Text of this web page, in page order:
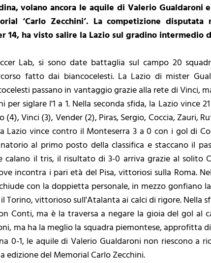
volano ancora le aquile di Valerio Gualdaroni
‘Carlo Zecchini’. La competizione disputata
14, ha visto salire la Lazio sul gradino intermedio
Lab, si sono date battaglia sul campo 20
fatto dai biancocelesti. La Lazio di mister
passano in vantaggio grazie alla rete di Vinci,
siglare l'1 a 1. Nella seconda sfida, la Lazio vince
Vinci (3), Vender (2), Piras, Sergio, Coccia, Zauri,
vince contro il Monteserra 3 a 0 con i gol di
al primo posto della classifica e staccano il
calano il tris, il risultato di 3-0 arriva grazie al solito
incontra i pari età del Pisa, vittoriosi sulla Roma.
con la doppietta personale, in mezzo gonfiano
Torino, vittorioso sull'Atalanta ai calci di rigore. Nella
Conti, ma è la traversa a negare la gioia del gol al
ma ha la meglio la squadra piemontese, approfitta
0-1, le aquile di Valerio Gualdaroni non riescono a
edizione del Memorial Carlo Zecchini.